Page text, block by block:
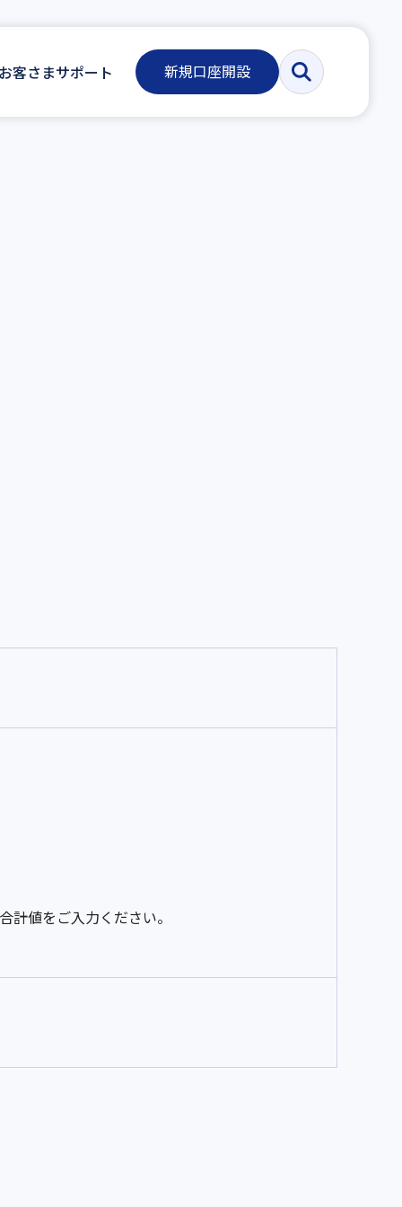
お客さまサポート 新規口座開設
計値をご入力ください。